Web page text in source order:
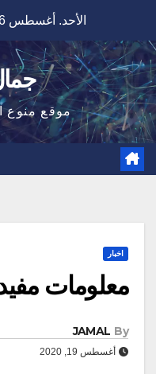
content
الأحد. أغسطس 9th, 2026
موقع منوع
اخبار
معلومات
By
JAMAL
أغسطس 19, 2020